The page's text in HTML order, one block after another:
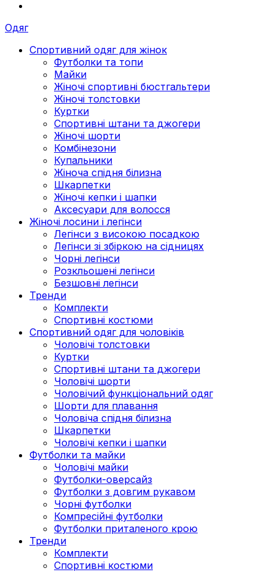
Одяг
Спортивний одяг для жінок
Футболки та топи
Майки
Жіночі спортивні бюстгальтери
Жіночі толстовки
Куртки
Спортивні штани та джогери
Жіночі шорти
Комбінезони
Купальники
Жіноча спідня білизна
Шкарпетки
Жіночі кепки і шапки
Аксесуари для волосся
Жіночі лосини і легінси
Легінси з високою посадкою
Легінси зі збіркою на сідницях
Чорні легінси
Розкльошені легінси
Безшовні легінси
Тренди
Комплекти
Спортивні костюми
Спортивний одяг для чоловіків
Чоловічі толстовки
Куртки
Спортивні штани та джогери
Чоловічі шорти
Чоловічий функціональний одяг
Шорти для плавання
Чоловіча спідня білизна
Шкарпетки
Чоловічі кепки і шапки
Футболки та майки
Чоловічі майки
Футболки-оверсайз
Футболки з довгим рукавом
Чорні футболки
Компресійні футболки
Футболки приталеного крою
Тренди
Комплекти
Спортивні костюми